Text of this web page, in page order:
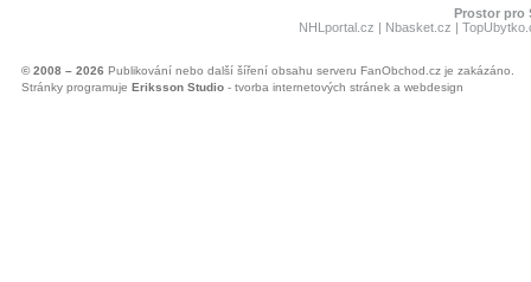
Prostor pro
NHLportal.cz | Nbasket.cz |
© 2008 – 2026 Publikování nebo další šíření obsahu serveru FanObchod.cz je zakázáno.
Stránky programuje Eriksson Studio - tvorba internetových stránek a webdesign